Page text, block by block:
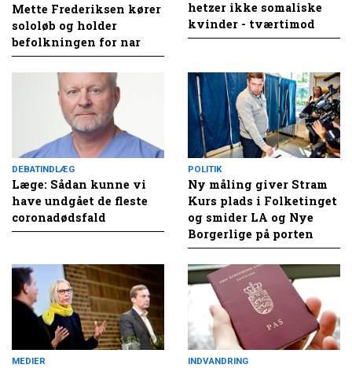
Mette Frederiksen kører
sololøb og holder
befolkningen for nar
hetzer ikke somaliske
kvinder - tværtimod
DEBATINDLÆG
Læge: Sådan kunne vi
have undgået de fleste
coronadødsfald
POLITIK
Ny måling giver Stram
Kurs plads i Folketinget
og smider LA og Nye
Borgerlige på porten
MEDIER INDVANDRING